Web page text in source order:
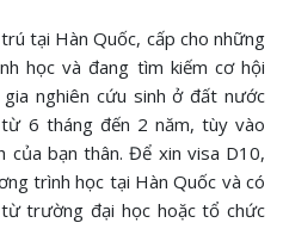
tại Hàn Quốc, cấp cho những
học và đang tìm kiếm cơ hội
nghiên cứu sinh ở đất nước
6 tháng đến 2 năm, tùy vào
của bạn thân. Để xin visa D10,
trình học tại Hàn Quốc và có
trường đại học hoặc tổ chức